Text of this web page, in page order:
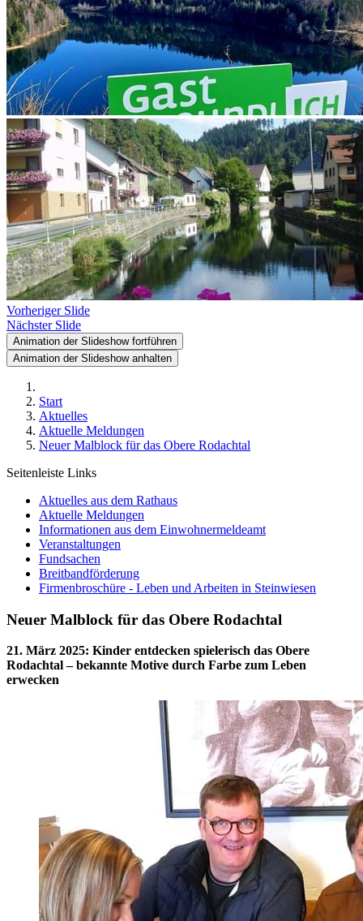
Vorheriger Slide
Nächster Slide
Animation der Slideshow fortführen
Animation der Slideshow anhalten
Start
Aktuelles
Aktuelle Meldungen
Neuer Malblock für das Obere Rodachtal
Seitenleiste Links
Aktuelles aus dem Rathaus
Aktuelle Meldungen
Informationen aus dem Einwohnermeldeamt
Veranstaltungen
Fundsachen
Breitbandförderung
Firmenbroschüre - Leben und Arbeiten in Steinwiesen
Neuer Malblock für das Obere Rodachtal
21. März 2025: Kinder entdecken spielerisch das Obere
Rodachtal – bekannte Motive durch Farbe zum Leben
erwecken